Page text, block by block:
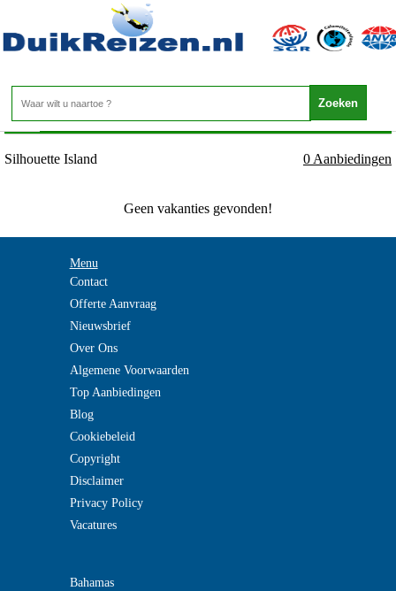
Seychellen - Mahe - Silhouette Island
Home>
Silhouette Island 0 Aanbiedingen
Geen vakanties gevonden!
Menu
Contact
Offerte Aanvraag
Nieuwsbrief
Over Ons
Algemene Voorwaarden
Top Aanbiedingen
Blog
Cookiebeleid
Copyright
Disclaimer
Privacy Policy
Vacatures
Bahamas